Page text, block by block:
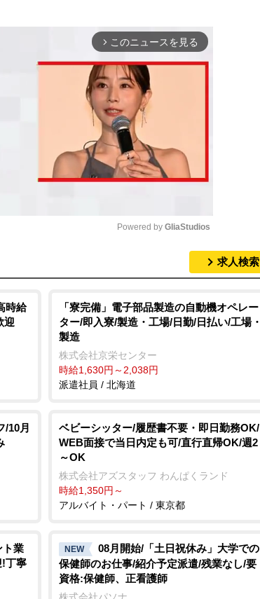
arrow_forward_ios このニュースを見る
t
e
Powered by GliaStudios
求人検索
時給
迎
「寮完備」電子部品製造の自動機オペレー
ター/即入寮/製造・工場/日勤/日払い/工場・
製造
株式会社京栄センター
時給1,630円～2,038円
派遣社員 / 北海道
/10月
ベビーシッター/履歴書不要・即日勤務OK/
WEB面接で当日内定も可/直行直帰OK/週2
～OK
株式会社アズスタッフ わんぱくランド
時給1,350円～
アルバイト・パート / 東京都
ト業
!丁寧
NEW
08月開始/「土日祝休み」大学での
保健師のお仕事/紹介予定派遣/残業なし/要
資格:保健師、正看護師